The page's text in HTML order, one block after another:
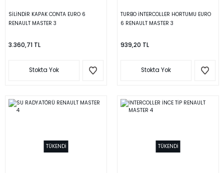
SİLİNDİR KAPAK CONTA EURO 6
RENAULT MASTER 3
3.360,71 TL
Stokta Yok
TURBO İNTERCOLLER HORTUMU EURO
6 RENAULT MASTER 3
939,20 TL
Stokta Yok
TÜKENDİ TÜKENDİ